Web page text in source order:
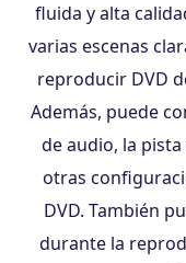
fluida y alta
varias escenas
reproducir DVD
Además, puede
de audio, la
otras
DVD. También
durante la